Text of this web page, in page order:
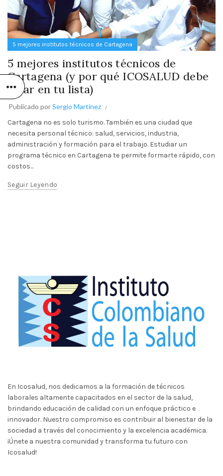
5 mejores institutos técnicos de Cartagena
5 mejores institutos técnicos de
Cartagena (y por qué ICOSALUD debe
estar en tu lista)
Publicado porSergio Martinez
Cartagena no es solo turismo. También es una ciudad que
necesita personal técnico: salud, servicios, industria,
administración y formación para el trabajo. Estudiar un
programa técnico en Cartagena te permite formarte rápido, con
costos...
Seguir Leyendo
En Icosalud, nos dedicamos a la formación de técnicos
laborales altamente capacitados en el sector de la salud,
brindando educación de calidad con un enfoque práctico e
innovador. Nuestro compromiso es contribuir al bienestar de la
sociedad a través del conocimiento y la excelencia académica.
¡Únete a nuestra comunidad y transforma tu futuro con
Icosalud!